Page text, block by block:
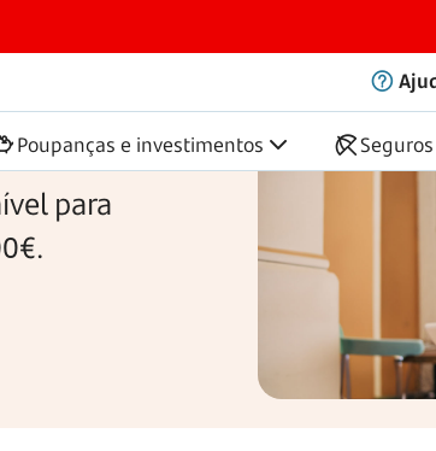
Poupanças e investimentos Seguros
6 meses
para